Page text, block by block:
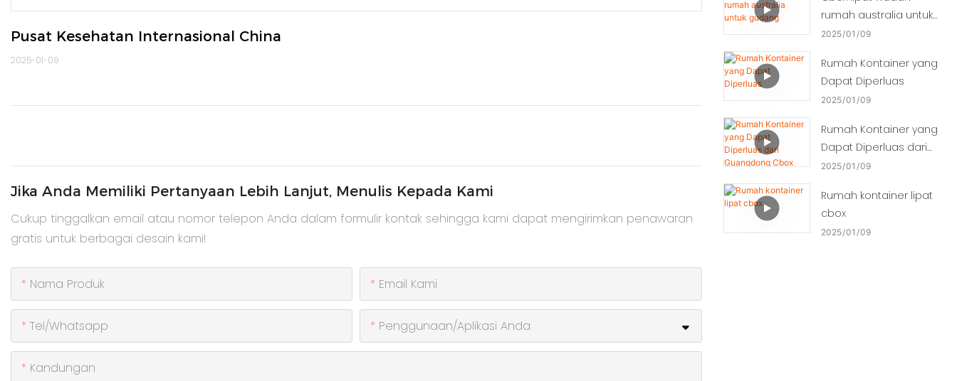
Pusat Kesehatan Internasional China
2025-01-09
Jika Anda Memiliki Pertanyaan Lebih Lanjut, Menulis Kepada Kami
Cukup tinggalkan email atau nomor telepon Anda dalam formulir kontak sehingga kami dapat mengirimkan penawaran
gratis untuk berbagai desain kami!
Nama Produk Email Kami
Tel/whatsapp Penggunaan/Aplikasi Anda
Kandungan
rumah australia untuk
gudang
2025 01 09
Rumah Kontainer yang
Dapat Diperluas
2025 01 09
Rumah Kontainer yang
Dapat Diperluas dari
Guangdong Cbox
2025 01 09
Rumah kontainer lipat
cbox
2025 01 09